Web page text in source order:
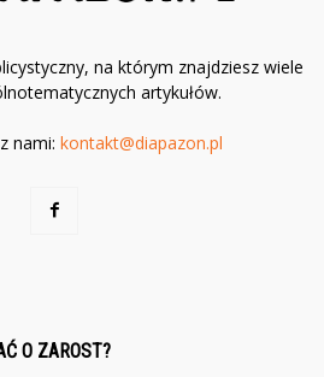
na którym znajdziesz wiele
artykułów.
nami: kontakt@diapazon.pl
O ZAROST?